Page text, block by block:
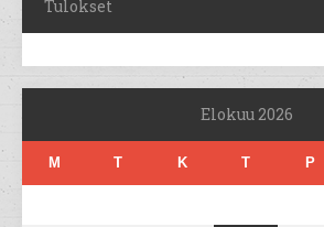
Tulokset
Elokuu 2026
M T K T P